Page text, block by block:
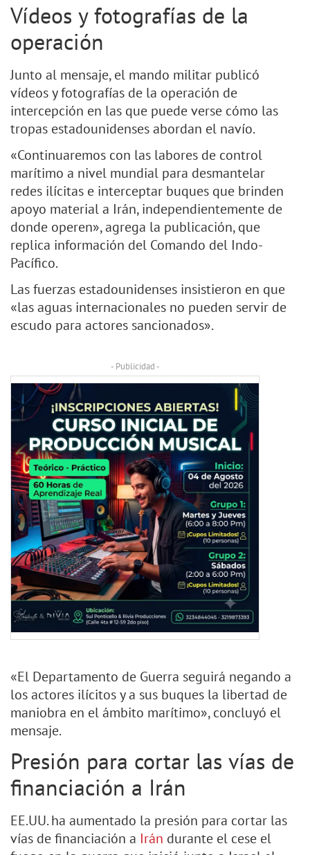
Vídeos y fotografías de la
operación
Junto al mensaje, el mando militar publicó
vídeos y fotografías de la operación de
intercepción en las que puede verse cómo las
tropas estadounidenses abordan el navío.
«Continuaremos con las labores de control
marítimo a nivel mundial para desmantelar
redes ilícitas e interceptar buques que brinden
apoyo material a Irán, independientemente de
donde operen», agrega la publicación, que
replica información del Comando del Indo-
Pacífico.
Las fuerzas estadounidenses insistieron en que
«las aguas internacionales no pueden servir de
escudo para actores sancionados».
- Publicidad -
«El Departamento de Guerra seguirá negando a
los actores ilícitos y a sus buques la libertad de
maniobra en el ámbito marítimo», concluyó el
mensaje.
Presión para cortar las vías de
financiación a Irán
EE.UU. ha aumentado la presión para cortar las
vías de financiación a Irán durante el cese el